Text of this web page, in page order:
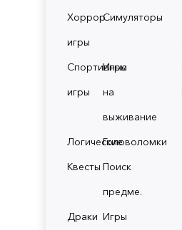
Хоррор
игры
Симуляторы
Спортивные
игры
Игры
на
выживание
ЛогическиеГоловоломки
Квесты Поиск
предме.
Драки Игры